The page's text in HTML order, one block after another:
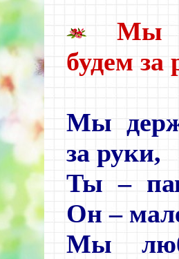
Мы
будем за
Мы
за руки,
Ты –
Он –
Мы